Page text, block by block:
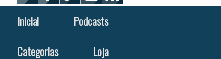
Inicial
Podcasts
Categorias
Loja